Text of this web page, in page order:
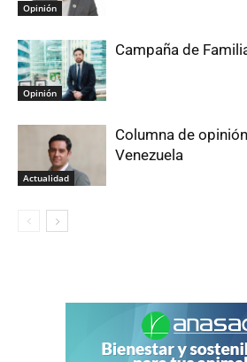
Opinión
Opinión
Campaña de
Actualidad
Columna de
Venezuela